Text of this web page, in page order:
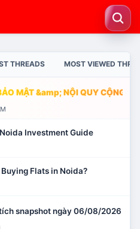
THREADS MOST VIEWED
MẬT &amp; NỘI QUY CỘNG
Investment Guide
Buying Flats in Noida?
snapshot ngày 06/08/2026